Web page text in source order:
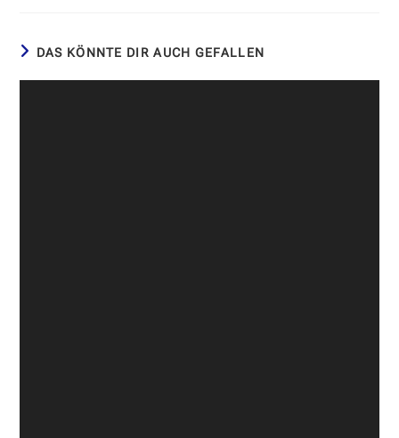
DAS KÖNNTE DIR AUCH GEFALLEN